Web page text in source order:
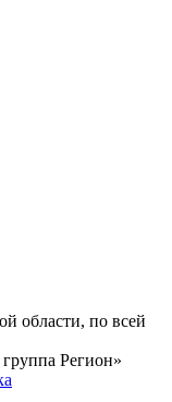
области, по всей
Регион»